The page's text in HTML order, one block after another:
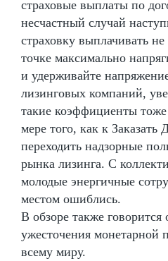
страховые выплаты по
несчастный случай
страховку выплачивать
точке максимально
и удерживайте
лизинговых компаний,
такие коэффициенты тоже
мере того, как к
переходить надзорные
рынка лизинга. С
молодые энергичные
местом ошиблись.
В обзоре также говорится
ужесточения монетарной
всему миру.